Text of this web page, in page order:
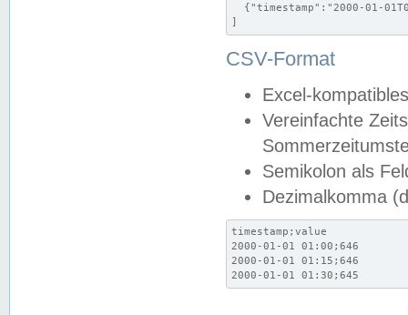
{"timestamp":"2000-01-
]
CSV-Format
Excel-
Vereinfachte
Semikolon als
Dezimalkomma
timestamp;value
2000-01-01 01:00;646
2000-01-01 01:15;646
2000-01-01 01:30;645